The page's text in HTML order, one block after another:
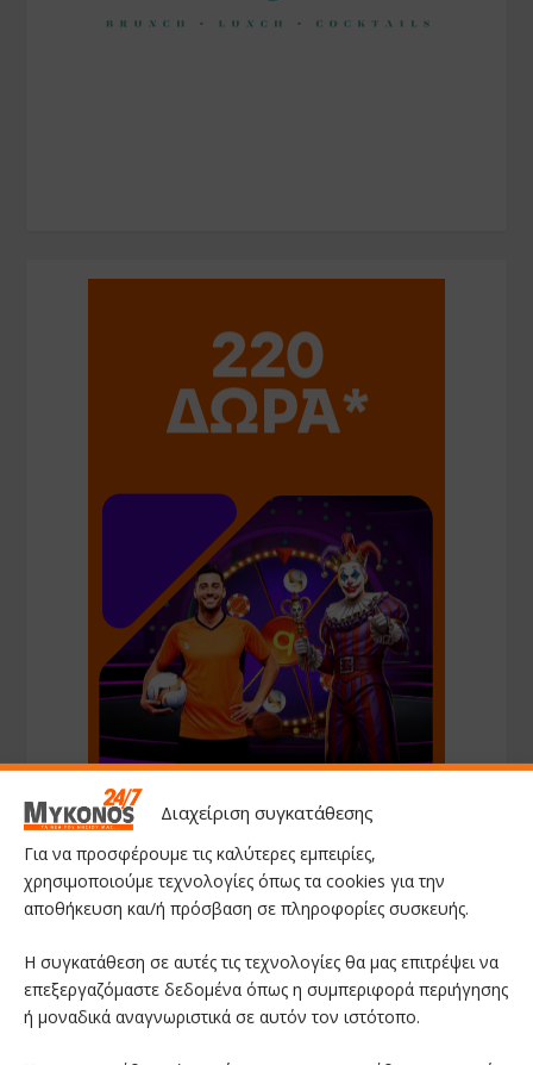
Διαχείριση συγκατάθεσης
Για να προσφέρουμε τις καλύτερες εμπειρίες,
χρησιμοποιούμε τεχνολογίες όπως τα cookies για την
αποθήκευση και/ή πρόσβαση σε πληροφορίες συσκευής.
Η συγκατάθεση σε αυτές τις τεχνολογίες θα μας επιτρέψει να
επεξεργαζόμαστε δεδομένα όπως η συμπεριφορά περιήγησης
ή μοναδικά αναγνωριστικά σε αυτόν τον ιστότοπο.